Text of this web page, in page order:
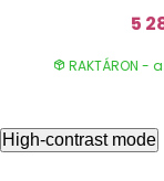
5
RAKTÁRON -
High-contrast mode